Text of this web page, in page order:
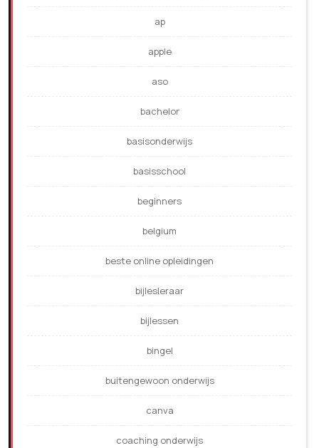
ap
apple
aso
bachelor
basisonderwijs
basisschool
beginners
belgium
beste online opleidingen
bijlesleraar
bijlessen
bingel
buitengewoon onderwijs
canva
coaching onderwijs